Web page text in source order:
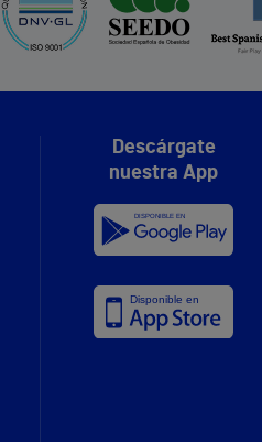
Descárgate
nuestra App